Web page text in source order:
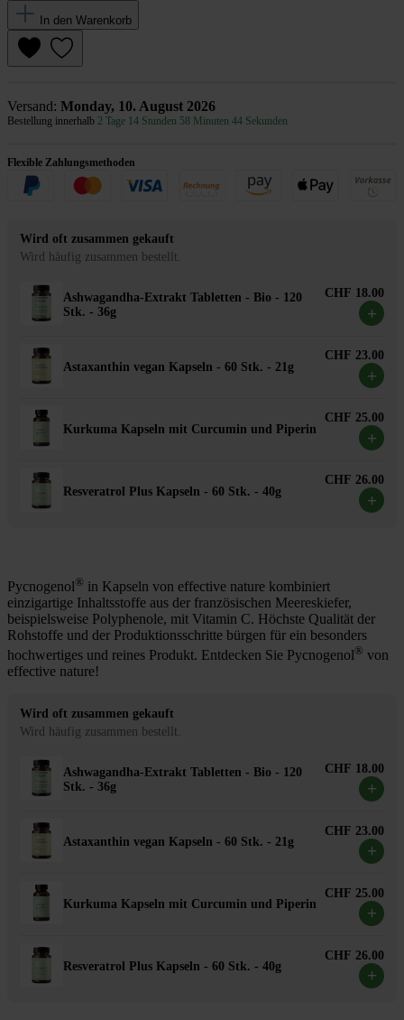
In den Warenkorb
Versand: Monday, 10. August 2026
Bestellung innerhalb 2 Tage 14 Stunden 58 Minuten 44 Sekunden
Flexible Zahlungsmethoden
Wird oft zusammen gekauft
Wird häufig zusammen bestellt.
Ashwagandha-Extrakt Tabletten - Bio - 120
Stk. - 36g
CHF 18.00
+
Astaxanthin vegan Kapseln - 60 Stk. - 21g
CHF 23.00
+
Kurkuma Kapseln mit Curcumin und Piperin
CHF 25.00
+
Resveratrol Plus Kapseln - 60 Stk. - 40g
CHF 26.00
+
Pycnogenol® in Kapseln von effective nature kombiniert
einzigartige Inhaltsstoffe aus der französischen Meereskiefer,
beispielsweise Polyphenole, mit Vitamin C. Höchste Qualität der
Rohstoffe und der Produktionsschritte bürgen für ein besonders
hochwertiges und reines Produkt. Entdecken Sie Pycnogenol® von
effective nature!
Wird oft zusammen gekauft
Wird häufig zusammen bestellt.
Ashwagandha-Extrakt Tabletten - Bio - 120
Stk. - 36g
CHF 18.00
+
Astaxanthin vegan Kapseln - 60 Stk. - 21g
CHF 23.00
+
Kurkuma Kapseln mit Curcumin und Piperin
CHF 25.00
+
Resveratrol Plus Kapseln - 60 Stk. - 40g
CHF 26.00
+